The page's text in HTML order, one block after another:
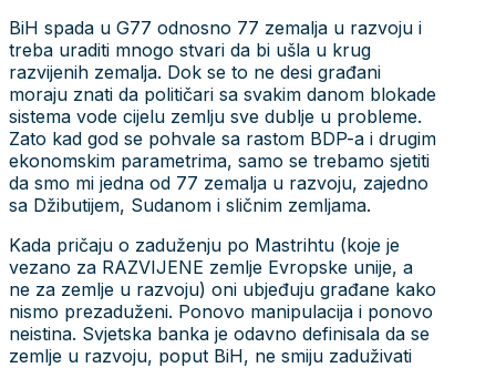
BiH spada u G77 odnosno 77 zemalja u razvoju i
treba uraditi mnogo stvari da bi ušla u krug
razvijenih zemalja. Dok se to ne desi građani
moraju znati da političari sa svakim danom blokade
sistema vode cijelu zemlju sve dublje u probleme.
Zato kad god se pohvale sa rastom BDP-a i drugim
ekonomskim parametrima, samo se trebamo sjetiti
da smo mi jedna od 77 zemalja u razvoju, zajedno
sa Džibutijem, Sudanom i sličnim zemljama.
Kada pričaju o zaduženju po Mastrihtu (koje je
vezano za RAZVIJENE zemlje Evropske unije, a
ne za zemlje u razvoju) oni ubjeđuju građane kako
nismo prezaduženi. Ponovo manipulacija i ponovo
neistina. Svjetska banka je odavno definisala da se
zemlje u razvoju, poput BiH, ne smiju zaduživati